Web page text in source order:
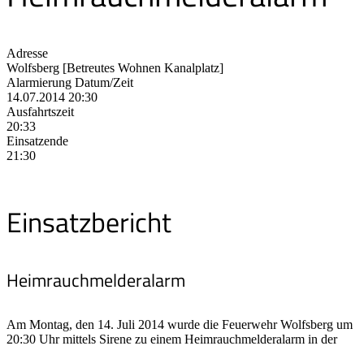
Adresse
Wolfsberg [Betreutes Wohnen Kanalplatz]
Alarmierung Datum/Zeit
14.07.2014 20:30
Ausfahrtszeit
20:33
Einsatzende
21:30
Einsatzbericht
Heimrauchmelderalarm
Am Montag, den 14. Juli 2014 wurde die Feuerwehr Wolfsberg um
20:30 Uhr mittels Sirene zu einem Heimrauchmelderalarm in der